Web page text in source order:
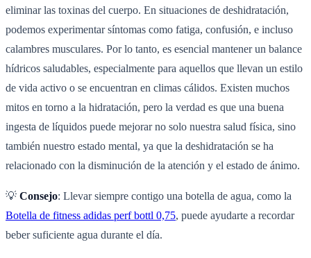
eliminar las toxinas del cuerpo. En situaciones de deshidratación,
podemos experimentar síntomas como fatiga, confusión, e incluso
calambres musculares. Por lo tanto, es esencial mantener un balance
hídricos saludables, especialmente para aquellos que llevan un estilo
de vida activo o se encuentran en climas cálidos. Existen muchos
mitos en torno a la hidratación, pero la verdad es que una buena
ingesta de líquidos puede mejorar no solo nuestra salud física, sino
también nuestro estado mental, ya que la deshidratación se ha
relacionado con la disminución de la atención y el estado de ánimo.
💡 Consejo: Llevar siempre contigo una botella de agua, como la
Botella de fitness adidas perf bottl 0,75, puede ayudarte a recordar
beber suficiente agua durante el día.